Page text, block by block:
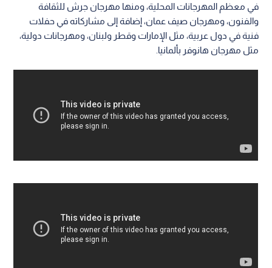
في معظم المهرجانات المحلية، ومنها مهرجان جرش للثقافة
والفنون، ومهرجان صيف عمان، إضافة إلى مشاركاته في حفلات
فنية في دول عربية، مثل الإمارات وقطر ولبنان، ومهرجانات دولية،
مثل مهرجان هانوفر بألمانيا.